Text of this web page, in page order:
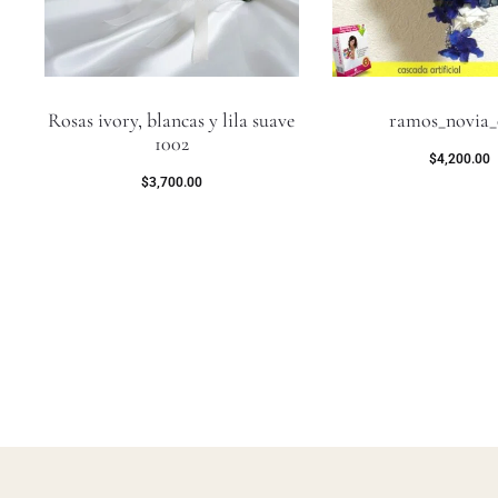
Rosas ivory, blancas y lila suave
1002
$3,700.00
$4,200.00